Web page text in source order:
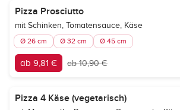
Pizza Prosciutto
mit Schinken, Tomatensauce, Käse
Ø 26 cm Ø 32 cm Ø 45 cm
ab 9,81 € ab 10,90 €
Pizza 4 Käse (vegetarisch)